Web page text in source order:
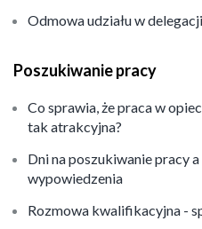
Odmowa udziału w
Poszukiwanie pracy
Co sprawia, że praca w
tak atrakcyjna?
Dni na poszukiwanie pracy
wypowiedzenia
Rozmowa kwalifikacyjna -